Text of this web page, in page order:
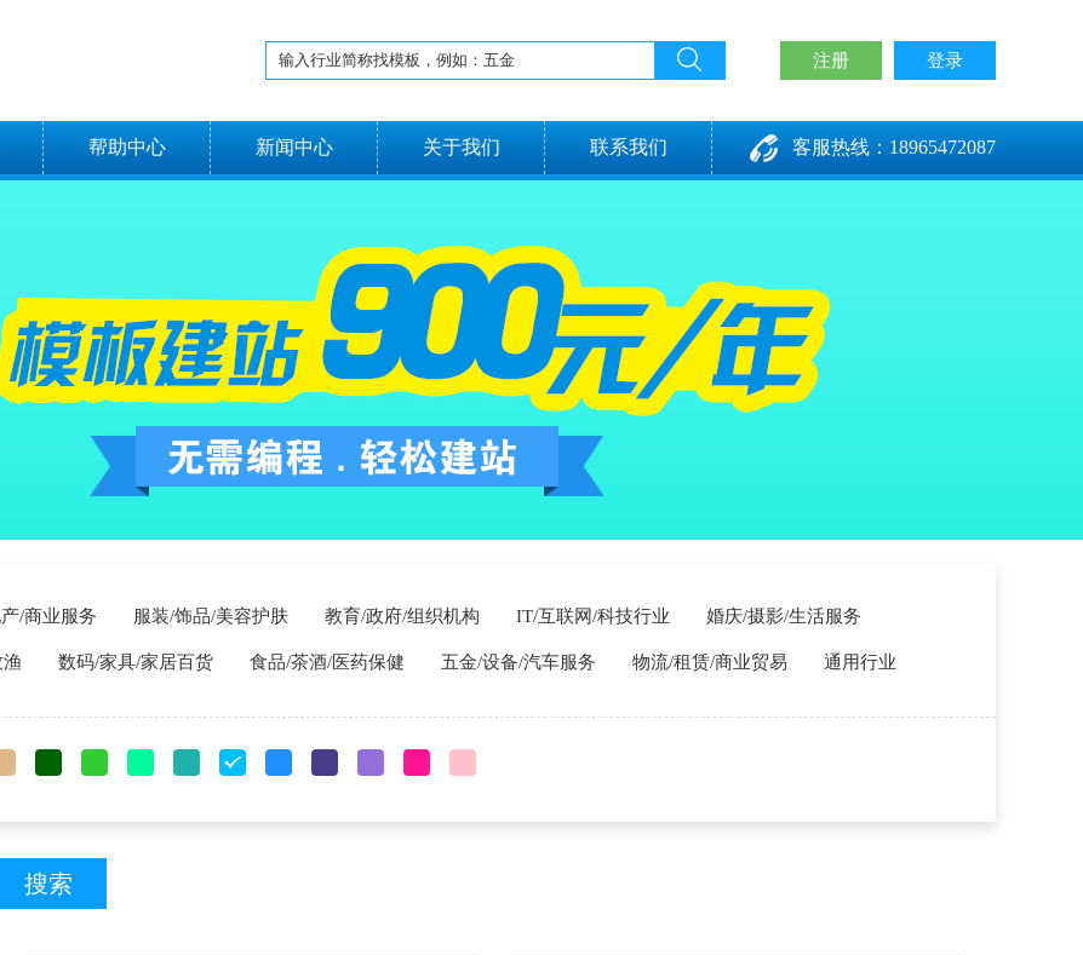
注册 登录
帮助中心 新闻中心 关于我们 联系我们 客服热线：18965472087
/商业服务 服装/饰品/美容护肤 教育/政府/组织机构 IT/互联网/科技行业 婚庆/摄影/生活服务
数码/家具/家居百货 食品/茶酒/医药保健 五金/设备/汽车服务 物流/租赁/商业贸易 通用行业